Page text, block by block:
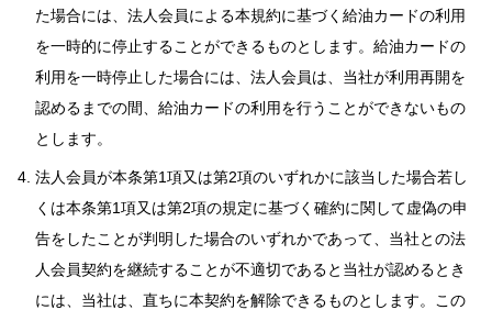
た場合には、法人会員による本規約に基づく給油カードの利用
を一時的に停止することができるものとします。給油カードの
利用を一時停止した場合には、法人会員は、当社が利用再開を
認めるまでの間、給油カードの利用を行うことができないもの
とします。
法人会員が本条第1項又は第2項のいずれかに該当した場合若し
くは本条第1項又は第2項の規定に基づく確約に関して虚偽の申
告をしたことが判明した場合のいずれかであって、当社との法
人会員契約を継続することが不適切であると当社が認めるとき
には、当社は、直ちに本契約を解除できるものとします。この